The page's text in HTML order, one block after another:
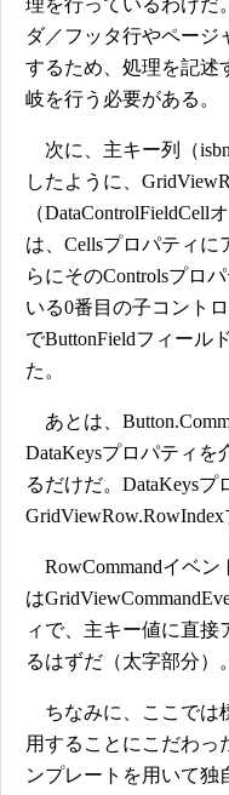
理を行っているわけだ
ダ／フッタ行やページ
するため、処理を記述
岐を行う必要がある。
次に、主キー列（
したように、
（
は、Cellsプロパティ
らにそのControlsプロ
いる0番目の子コント
でButtonFieldフィール
た。
あとは、
DataKeysプロパティ
るだけだ。DataKeysプ
RowCommandイベ
は
ィで、主キー値に直接
るはずだ（太字部分）。
ちなみに、ここでは
用することにこだわっ
ンプレートを用いて独